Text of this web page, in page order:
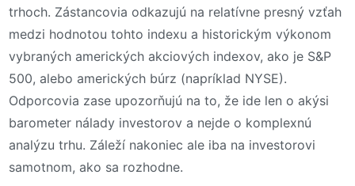
trhoch. Zástancovia odkazujú na relatívne presný vzťah
medzi hodnotou tohto indexu a historickým výkonom
vybraných amerických akciových indexov, ako je S&P
500, alebo amerických búrz (napríklad NYSE).
Odporcovia zase upozorňujú na to, že ide len o akýsi
barometer nálady investorov a nejde o komplexnú
analýzu trhu. Záleží nakoniec ale iba na investorovi
samotnom, ako sa rozhodne.